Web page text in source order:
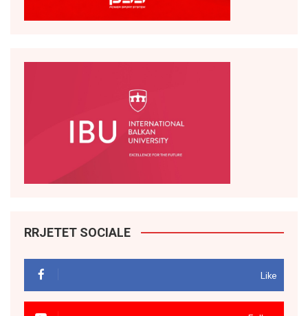
RRJETET SOCIALE
Like